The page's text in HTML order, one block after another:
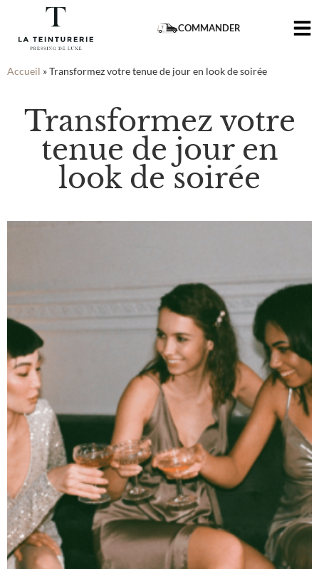
COMMANDER
Accueil »Transformez votre tenue de jour en look de soirée
Transformez votre
tenue de jour en
look de soirée